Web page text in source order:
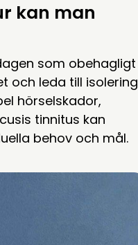
kan man
som obehagligt
och leda till isolering
hörselskador,
tinnitus kan
behov och mål.